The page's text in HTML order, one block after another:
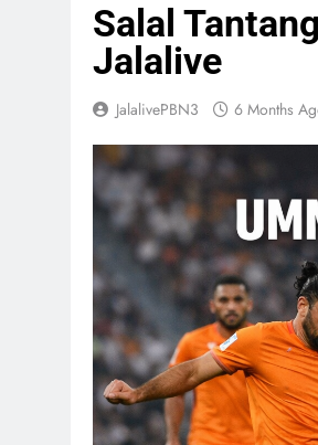
Salal
Jalalive
JalalivePBN3 6 Months